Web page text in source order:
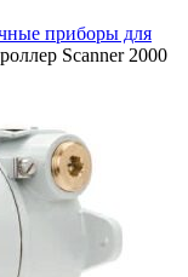
приборы для
Scanner 2000